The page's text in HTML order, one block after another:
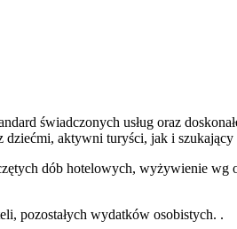
świadczonych usług oraz
aktywni turyści, jak i
dób hotelowych, wyżywienie wg
pozostałych wydatków osobistych. .